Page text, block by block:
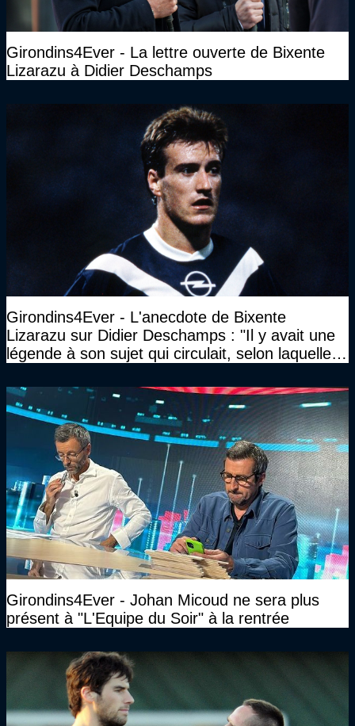
Girondins4Ever - La lettre ouverte de Bixente
Lizarazu à Didier Deschamps
Girondins4Ever - L'anecdote de Bixente
Lizarazu sur Didier Deschamps : "Il y avait une
légende à son sujet qui circulait, selon laquelle il
Girondins4Ever - Johan Micoud ne sera plus
présent à "L'Equipe du Soir" à la rentrée